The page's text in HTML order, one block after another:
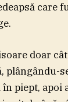
care
doar
plângându-
piept, apoi